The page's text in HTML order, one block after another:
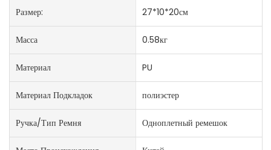
Размер: 27*10*20см
Масса 0.58кг
Материал PU
Материал Подкладок полиэстер
Ручка/тип Ремня Одноплетный ремешок